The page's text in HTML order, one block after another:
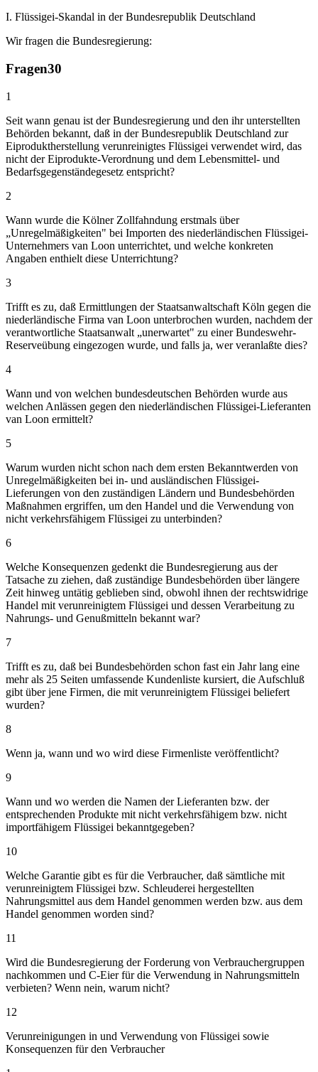
I. Flüssigei-Skandal in der Bundesrepublik Deutschland
Wir fragen die Bundesregierung:
Fragen30
1
Seit wann genau ist der Bundesregierung und den ihr unterstellten
Behörden bekannt, daß in der Bundesrepublik Deutschland zur
Eiproduktherstellung verunreinigtes Flüssigei verwendet wird, das
nicht der Eiprodukte-Verordnung und dem Lebensmittel- und
Bedarfsgegenständegesetz entspricht?
2
Wann wurde die Kölner Zollfahndung erstmals über
„Unregelmäßigkeiten" bei Importen des niederländischen Flüssigei-
Unternehmers van Loon unterrichtet, und welche konkreten
Angaben enthielt diese Unterrichtung?
3
Trifft es zu, daß Ermittlungen der Staatsanwaltschaft Köln gegen die
niederländische Firma van Loon unterbrochen wurden, nachdem der
verantwortliche Staatsanwalt „unerwartet" zu einer Bundeswehr-
Reserveübung eingezogen wurde, und falls ja, wer veranlaßte dies?
4
Wann und von welchen bundesdeutschen Behörden wurde aus
welchen Anlässen gegen den niederländischen Flüssigei-Lieferanten
van Loon ermittelt?
5
Warum wurden nicht schon nach dem ersten Bekanntwerden von
Unregelmäßigkeiten bei in- und ausländischen Flüssigei-
Lieferungen von den zuständigen Ländern und Bundesbehörden
Maßnahmen ergriffen, um den Handel und die Verwendung von
nicht verkehrsfähigem Flüssigei zu unterbinden?
6
Welche Konsequenzen gedenkt die Bundesregierung aus der
Tatsache zu ziehen, daß zuständige Bundesbehörden über längere
Zeit hinweg untätig geblieben sind, obwohl ihnen der rechtswidrige
Handel mit verunreinigtem Flüssigei und dessen Verarbeitung zu
Nahrungs- und Genußmitteln bekannt war?
7
Trifft es zu, daß bei Bundesbehörden schon fast ein Jahr lang eine
mehr als 25 Seiten umfassende Kundenliste kursiert, die Aufschluß
gibt über jene Firmen, die mit verunreinigtem Flüssigei beliefert
wurden?
8
Wenn ja, wann und wo wird diese Firmenliste veröffentlicht?
9
Wann und wo werden die Namen der Lieferanten bzw. der
entsprechenden Produkte mit nicht verkehrsfähigem bzw. nicht
importfähigem Flüssigei bekanntgegeben?
10
Welche Garantie gibt es für die Verbraucher, daß sämtliche mit
verunreinigtem Flüssigei bzw. Schleuderei hergestellten
Nahrungsmittel aus dem Handel genommen werden bzw. aus dem
Handel genommen worden sind?
11
Wird die Bundesregierung der Forderung von Verbrauchergruppen
nachkommen und C-Eier für die Verwendung in Nahrungsmitteln
verbieten? Wenn nein, warum nicht?
12
Verunreinigungen in und Verwendung von Flüssigei sowie
Konsequenzen für den Verbraucher